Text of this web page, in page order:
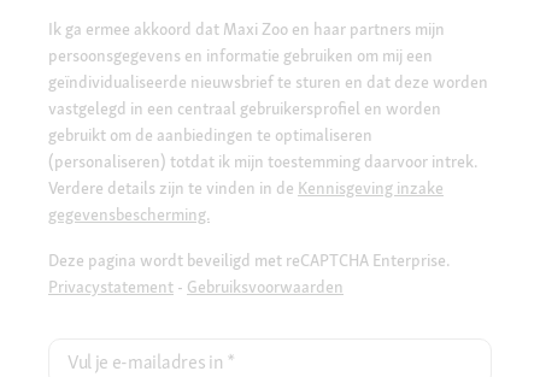
Ik ga ermee akkoord dat Maxi Zoo en haar partners mijn
persoonsgegevens en informatie gebruiken om mij een
geïndividualiseerde nieuwsbrief te sturen en dat deze worden
vastgelegd in een centraal gebruikersprofiel en worden
gebruikt om de aanbiedingen te optimaliseren
(personaliseren) totdat ik mijn toestemming daarvoor intrek.
Verdere details zijn te vinden in de Kennisgeving inzake
gegevensbescherming.
Deze pagina wordt beveiligd met reCAPTCHA Enterprise.
Privacystatement - Gebruiksvoorwaarden
Vul je e-mailadres in *